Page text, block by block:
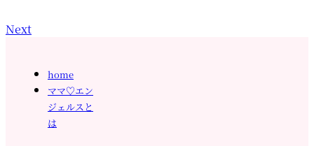
Next
home
ママ♡エン
ジェルスと
は